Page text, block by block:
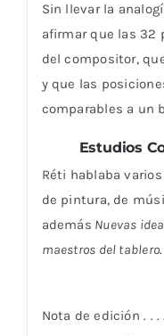
Sin llevar la
afirmar que las 32
del compositor,
y que las
comparables a un
Estudios
Réti hablaba
de pintura, de
además Nuevas
maestros del tablero.
Nota de edición . . . .